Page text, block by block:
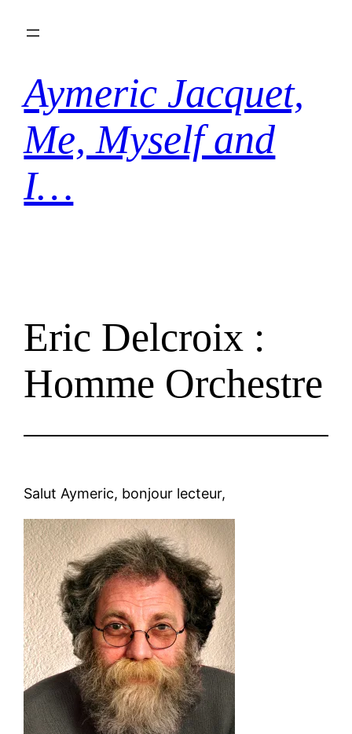
Aymeric Jacquet,
Me, Myself and
I…
Eric Delcroix :
Homme Orchestre
Salut Aymeric, bonjour lecteur,